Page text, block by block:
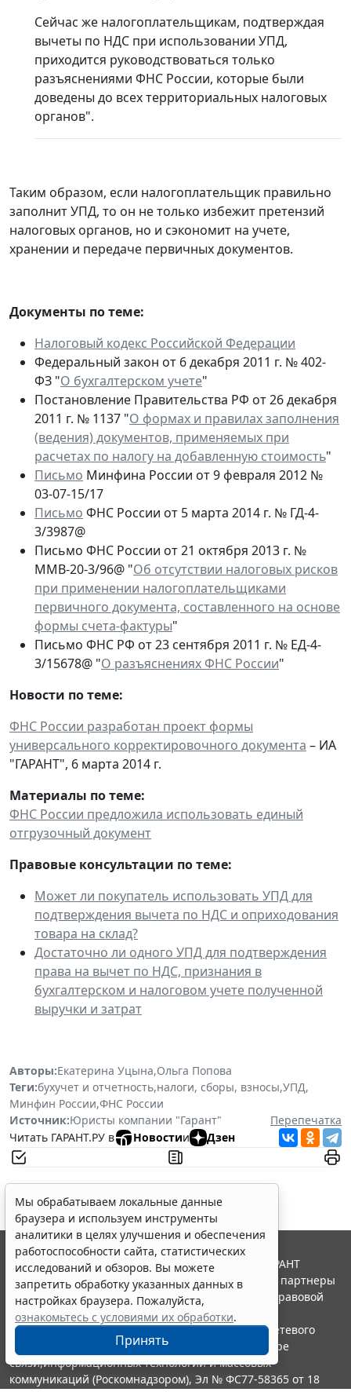
Сейчас же налогоплательщикам, подтверждая
вычеты по НДС при использовании УПД,
приходится руководствоваться только
разъяснениями ФНС России, которые были
доведены до всех территориальных налоговых
органов".
Таким образом, если налогоплательщик правильно
заполнит УПД, то он не только избежит претензий
налоговых органов, но и сэкономит на учете,
хранении и передаче первичных документов.
Документы по теме:
Налоговый кодекс Российской Федерации
Федеральный закон от 6 декабря 2011 г. № 402-
ФЗ "О бухгалтерском учете"
Постановление Правительства РФ от 26 декабря
2011 г. № 1137 "О формах и правилах заполнения
(ведения) документов, применяемых при
расчетах по налогу на добавленную стоимость"
Письмо Минфина России от 9 февраля 2012 №
03-07-15/17
Письмо ФНС России от 5 марта 2014 г. № ГД-4-
3/3987@
Письмо ФНС России от 21 октября 2013 г. №
ММВ-20-3/96@ "Об отсутствии налоговых рисков
при применении налогоплательщиками
первичного документа, составленного на основе
формы счета-фактуры"
Письмо ФНС РФ от 23 сентября 2011 г. № ЕД-4-
3/15678@ "О разъяснениях ФНС России"
Новости по теме:
ФНС России разработан проект формы
универсального корректировочного документа – ИА
"ГАРАНТ", 6 марта 2014 г.
Материалы по теме:
ФНС России предложила использовать единый
отгрузочный документ
Правовые консультации по теме:
Может ли покупатель использовать УПД для
подтверждения вычета по НДС и оприходования
товара на склад?
Достаточно ли одного УПД для подтверждения
права на вычет по НДС, признания в
бухгалтерском и налоговом учете полученной
выручки и затрат
Авторы:Екатерина Уцына,Ольга Попова
Теги:бухучет и отчетность,налоги, сборы, взносы,УПД,
Минфин России,ФНС России
Источник:Юристы компании "Гарант"
Перепечатка
Читать ГАРАНТ.РУ в
Новостии Дзен
Мы обрабатываем локальные данные
браузера и используем инструменты
аналитики в целях улучшения и обеспечения
работоспособности сайта, статистических
исследований и обзоров. Вы можете
запретить обработку указанных данных в
настройках браузера. Пожалуйста,
ознакомьтесь с условиями их обработки.
Принять
© ООО "НПП "ГАРАНТ-СЕРВИС", 2026. Система ГАРАНТ
выпускается с 1990 года. Компания "Гарант" и ее партнеры
являются участниками Российской ассоциации правовой
информации ГАРАНТ.
Портал ГАРАНТ.РУ зарегистрирован в качестве сетевого
издания Федеральной службой по надзору в сфере
связи,информационных технологий и массовых
коммуникаций (Роскомнадзором), Эл № ФС77-58365 от 18